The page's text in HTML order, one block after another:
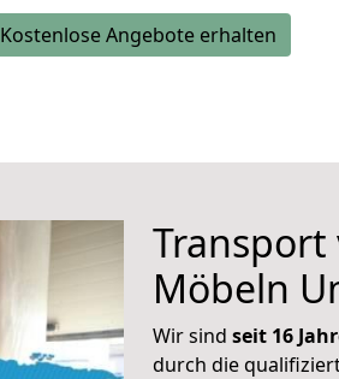
Kostenlose Angebote erhalten
Möbeln
Wir sind seit 16
durch die